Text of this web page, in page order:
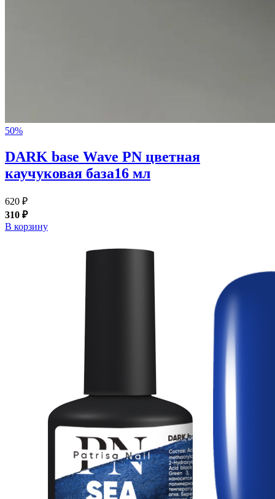
50%
DARK base Wave PN цветная
каучуковая база16 мл
620 ₽
310 ₽
В корзину